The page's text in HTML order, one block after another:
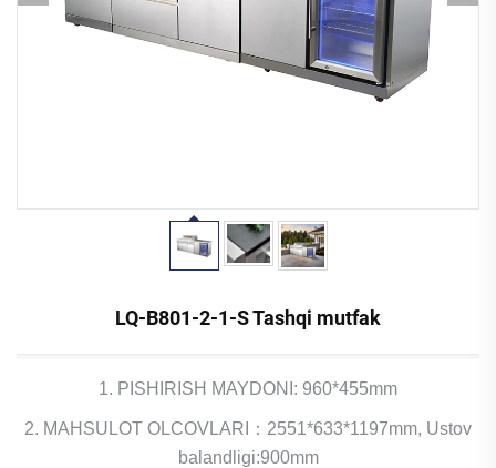
LQ-B801-2-1-S Tashqi mutfak
1. PISHIRISH MAYDONI: 960*455mm
2. MAHSULOT OLCOVLARI：2551*633*1197mm, Ustov
balandligi:900mm